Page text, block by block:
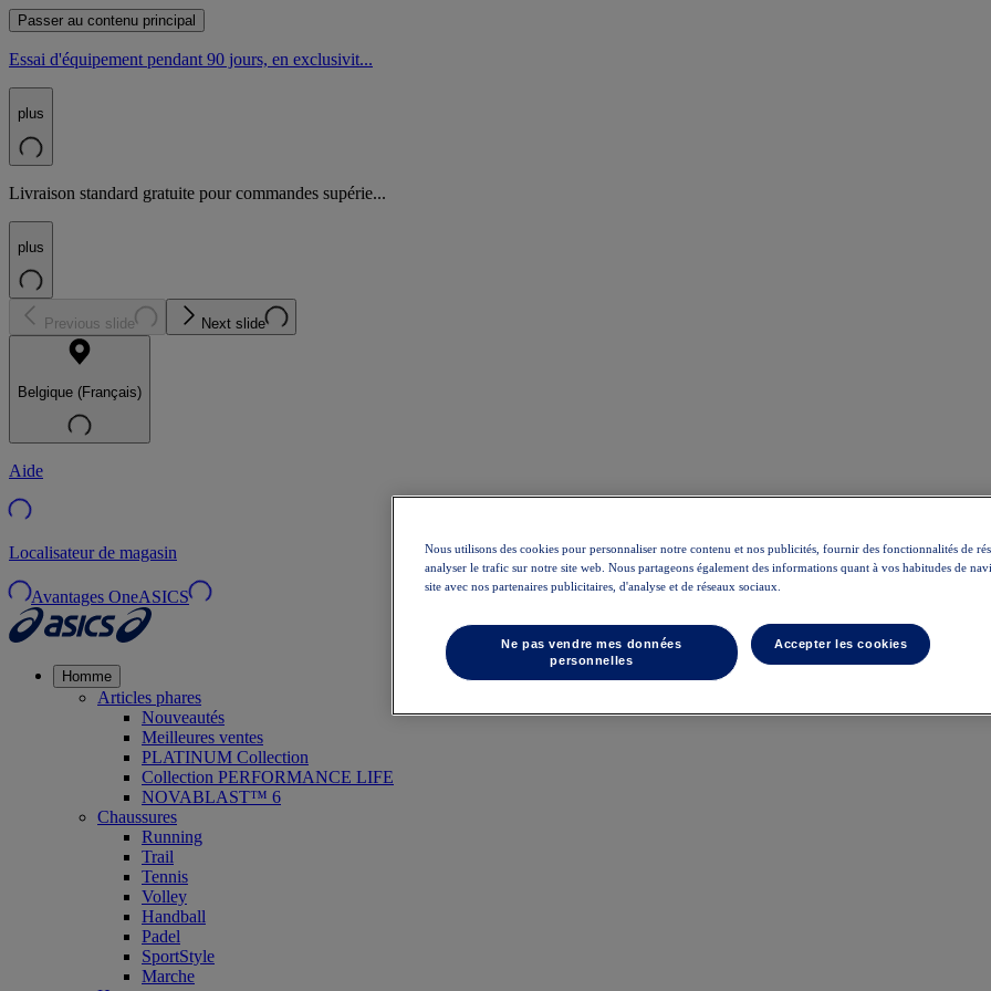
Passer au contenu principal
Essai d'équipement pendant 90 jours, en exclusivit...
plus
Livraison standard gratuite pour commandes supérie...
plus
Previous slide Next slide
Belgique (Français)
Aide
Localisateur de magasin
Avantages OneASICS
Homme
Articles phares
Nouveautés
Meilleures ventes
PLATINUM Collection
Collection PERFORMANCE LIFE
NOVABLAST™ 6
Chaussures
Running
Trail
Tennis
Volley
Handball
Padel
SportStyle
Marche
Nous utilisons des cookies pour personnaliser notre contenu et nos publicités, fournir des fonctionnalités de
analyser le trafic sur notre site web. Nous partageons également des informations quant à vos habitudes de
site avec nos partenaires publicitaires, d'analyse et de réseaux sociaux.
Ne pas vendre mes données
personnelles
Accepter les cookies